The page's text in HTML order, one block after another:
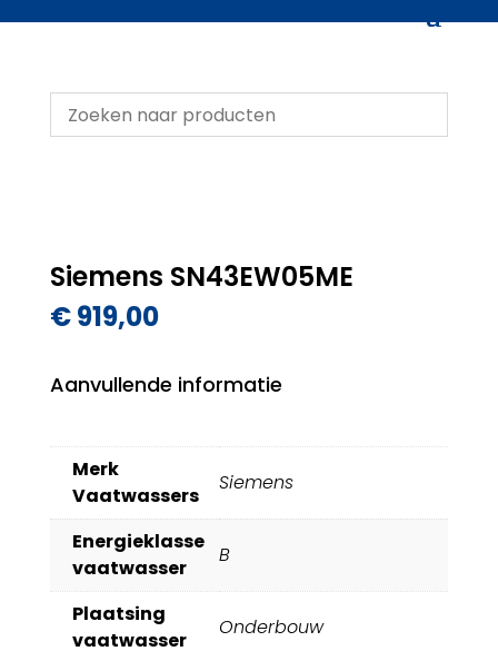
Siemens SN43EW05ME
€919,00
Aanvullende informatie
Merk
Vaatwassers
Siemens
Energieklasse
vaatwasser
B
Plaatsing
vaatwasser
Onderbouw